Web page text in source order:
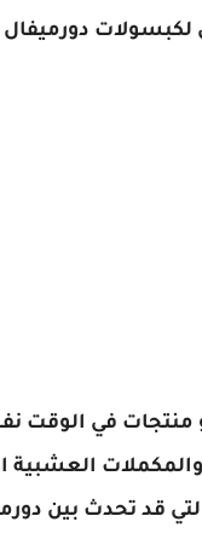
لكبسولات
منتجات في الوقت
العشبية
قد تحدث بين